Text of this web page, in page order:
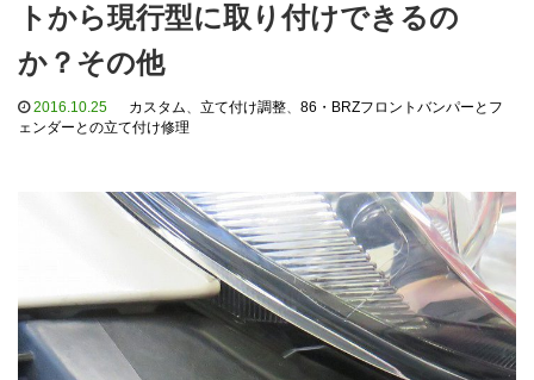
トから現行型に取り付けできるの
か？その他
2016.10.25 カスタム、 立て付け調整、 86・BRZフロントバンパーとフ
ェンダーとの立て付け修理